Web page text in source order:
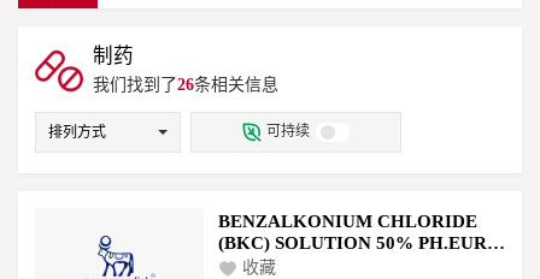
磷酸盐缓冲体系
酸调节剂
无机盐/矿物盐
有机溶剂
变性剂 抑菌剂/抗氧化剂
防腐剂
电解质平衡剂 保护剂
制药
我们找到了26条相关信息
排列方式 可持续
BENZALKONIUM CHLORIDE
(BKC) SOLUTION 50% PH.EUR.,
USP/NF
收藏